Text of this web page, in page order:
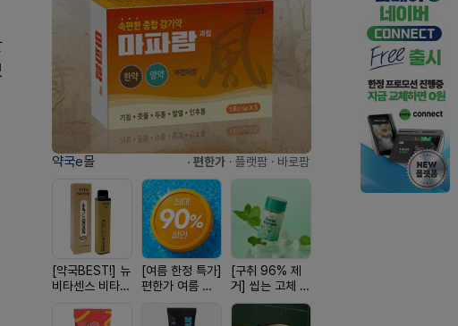
약국e몰 · 편한가 · 플랫팜 · 바로팜
[약국BEST!] 뉴
비타센스 비타민
[여름 한정 특가]
편한가 여름 쿨
템 싹쓰리)
[구취 96% 제
거] 씹는 고체 가
글